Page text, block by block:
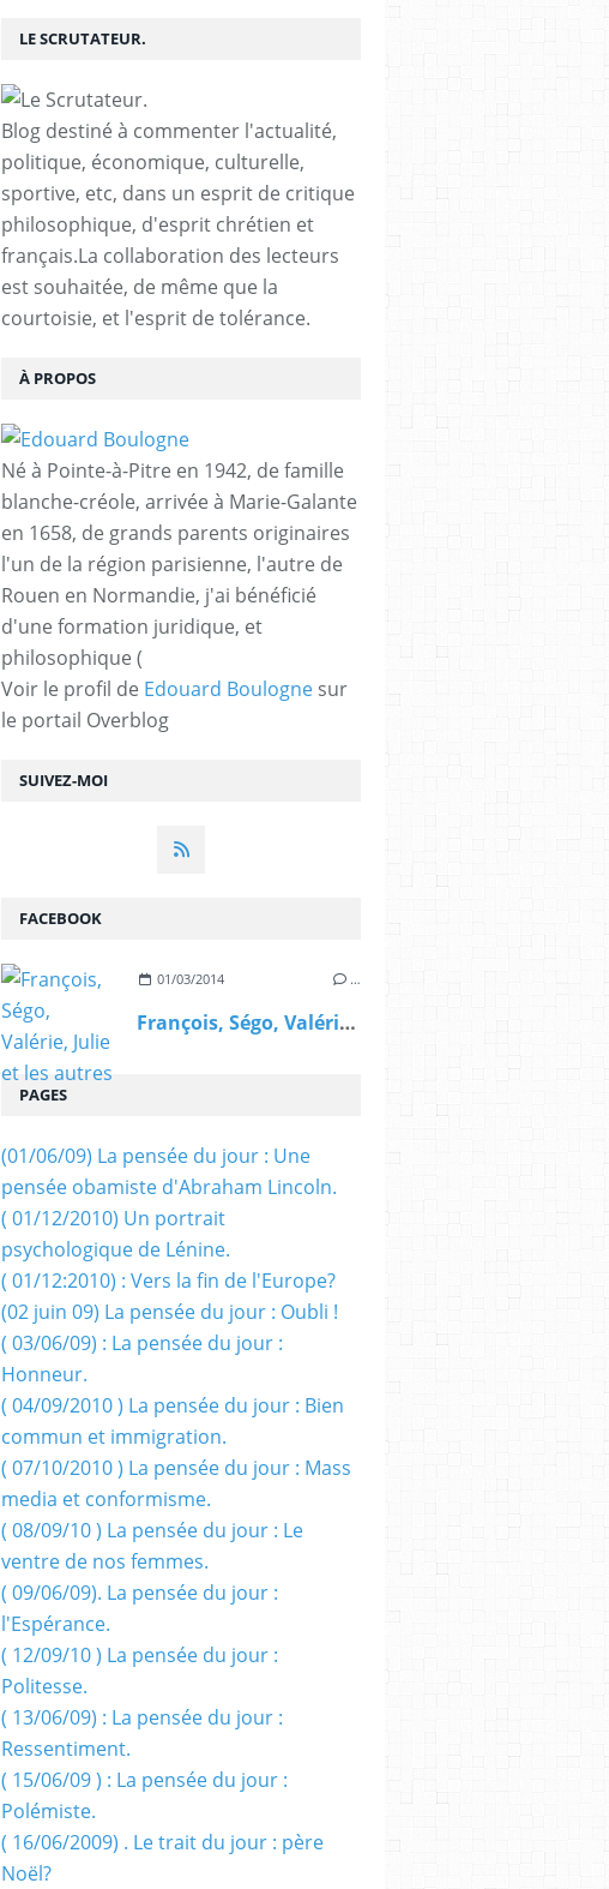
SUIVEZ-MOI
LE SCRUTATEUR.
Blog destiné à commenter l'actualité,
politique, économique, culturelle,
sportive, etc, dans un esprit de critique
philosophique, d'esprit chrétien et
français.La collaboration des lecteurs
est souhaitée, de même que la
courtoisie, et l'esprit de tolérance.
À PROPOS
Né à Pointe-à-Pitre en 1942, de famille
blanche-créole, arrivée à Marie-Galante
en 1658, de grands parents originaires
l'un de la région parisienne, l'autre de
Rouen en Normandie, j'ai bénéficié
d'une formation juridique, et
philosophique (
Voir le profil de Edouard Boulogne sur
le portail Overblog
FACEBOOK
01/03/2014 …
François, Ségo, Valérie, Julie et les autres
PAGES
(01/06/09) La pensée du jour : Une
pensée obamiste d'Abraham Lincoln.
( 01/12/2010) Un portrait
psychologique de Lénine.
( 01/12:2010) : Vers la fin de l'Europe?
(02 juin 09) La pensée du jour : Oubli !
( 03/06/09) : La pensée du jour :
Honneur.
( 04/09/2010 ) La pensée du jour : Bien
commun et immigration.
( 07/10/2010 ) La pensée du jour : Mass
media et conformisme.
( 08/09/10 ) La pensée du jour : Le
ventre de nos femmes.
( 09/06/09). La pensée du jour :
l'Espérance.
( 12/09/10 ) La pensée du jour :
Politesse.
( 13/06/09) : La pensée du jour :
Ressentiment.
( 15/06/09 ) : La pensée du jour :
Polémiste.
( 16/06/2009) . Le trait du jour : père
Noël?